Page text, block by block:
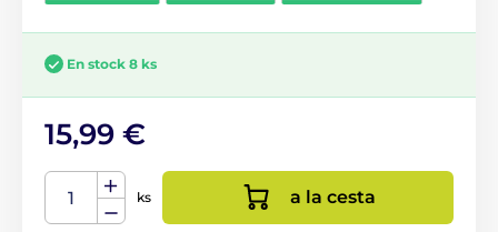
En stock 8 ks
15,99 €
ks a la cesta